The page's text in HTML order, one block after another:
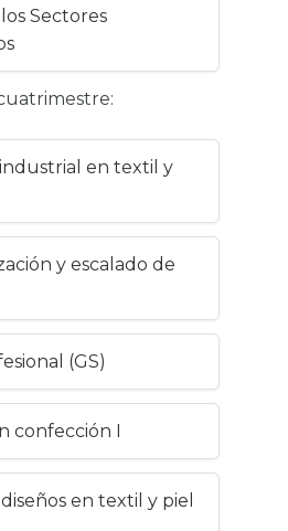
Sectores
en textil y
y escalado de
(GS)
confección I
en textil y piel